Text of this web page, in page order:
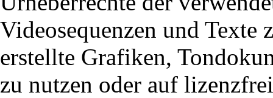
Videosequenzen und Texte
erstellte Grafiken,
zu nutzen oder auf